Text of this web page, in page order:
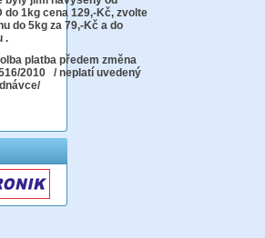
do 1kg cena 129,-Kč, zvolte
do 5kg za 79,-Kč a do
.
platba předem změna
2010 / neplatí uvedený